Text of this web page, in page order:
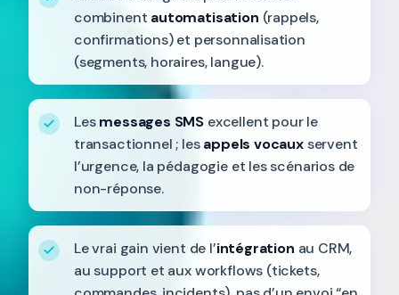
combinent automatisation (rappels,
confirmations) et personnalisation
(segments, horaires, langue).
Lesmessages SMS excellent pour le
transactionnel ; lesappels vocauxservent
l’urgence, la pédagogie et les scénarios de
non-réponse.
Le vrai gain vient de l’intégration au CRM,
au support et aux workflows (tickets,